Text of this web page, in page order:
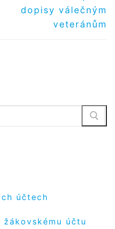
příspěvek
dopisy válečným
veteránům
účtech
účtu